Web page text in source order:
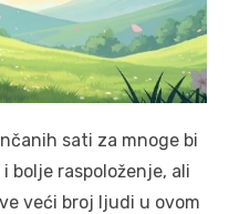
sati za mnoge bi
bolje raspoloženje, ali
veći broj ljudi u ovom